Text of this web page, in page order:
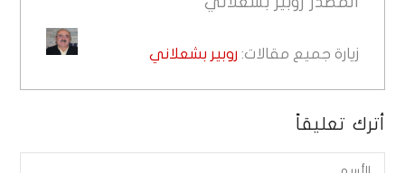
زيارة جميع مقالات: روبير بشعلاني
أترك تعليقاً